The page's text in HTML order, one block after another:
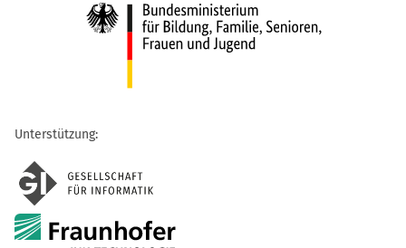
Unterstützung: